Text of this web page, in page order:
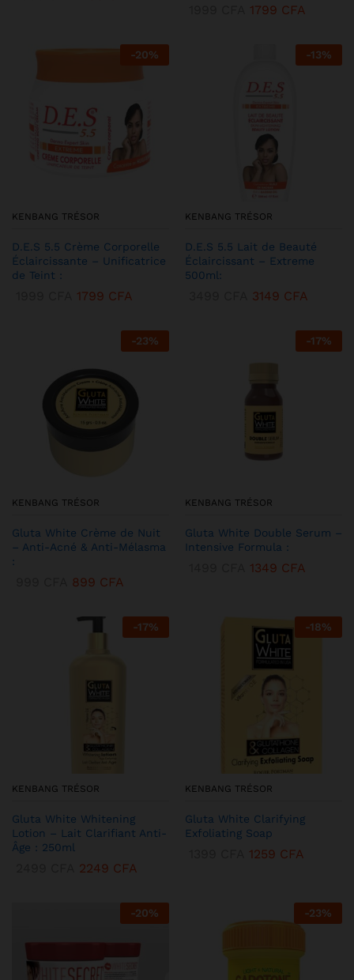
1799 CFA
-20%
KENBANG TRÉSOR
D.E.S 5.5 Crème Corporelle
Éclaircissante – Unificatrice
de Teint :
1799 CFA
-13%
KENBANG TRÉSOR
D.E.S 5.5 Lait de Beauté
Éclaircissant – Extreme
500ml:
3149 CFA
-23%
KENBANG TRÉSOR
Gluta White Crème de Nuit
– Anti-Acné & Anti-Mélasma
:
899 CFA
-17%
KENBANG TRÉSOR
Gluta White Double Serum –
Intensive Formula :
1349 CFA
-17%
KENBANG TRÉSOR
Gluta White Whitening
Lotion – Lait Clarifiant Anti-
Âge : 250ml
2249 CFA
-18%
KENBANG TRÉSOR
Gluta White Clarifying
Exfoliating Soap
1259 CFA
-20% -23%